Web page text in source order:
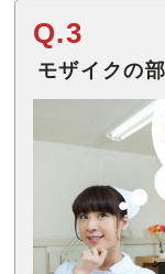
Q.3
モザイクの